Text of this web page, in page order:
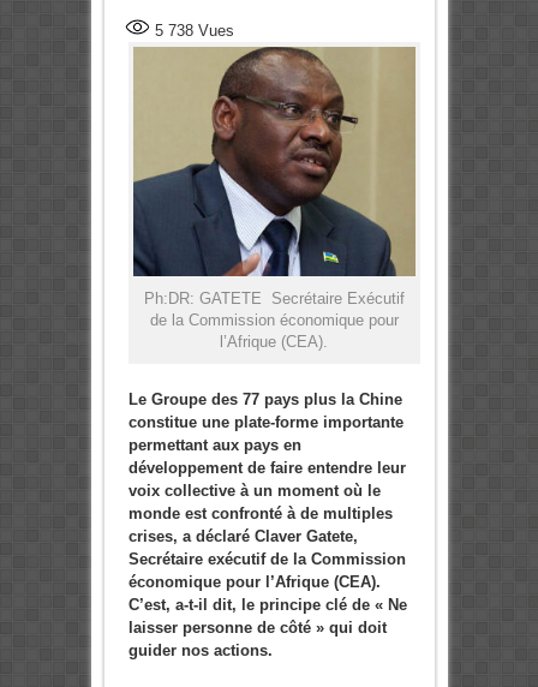
5 738Vues
Ph:DR: GATETE Secrétaire Exécutif
de la Commission économique pour
l’Afrique (CEA).
Le Groupe des 77 pays plus la Chine
constitue une plate-forme importante
permettant aux pays en
développement de faire entendre leur
voix collective à un moment où le
monde est confronté à de multiples
crises, a déclaré Claver Gatete,
Secrétaire exécutif de la Commission
économique pour l’Afrique (CEA).
C’est, a-t-il dit, le principe clé de « Ne
laisser personne de côté » qui doit
guider nos actions.